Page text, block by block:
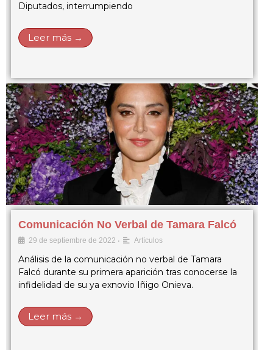
Diputados, interrumpiendo
Leer más →
Comunicación No Verbal de Tamara Falcó
29 de septiembre de 2022 • Artículos
Análisis de la comunicación no verbal de Tamara
Falcó durante su primera aparición tras conocerse la
infidelidad de su ya exnovio Iñigo Onieva.
Leer más →